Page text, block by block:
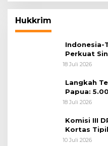
Hukkrim
Indonesia-
Perkuat
Lintas
18 Juli 2026
Langkah
Papua:
Diungkap
18 Juli 2026
Komisi III
Kortas
Korupsi
10 Juli 2026